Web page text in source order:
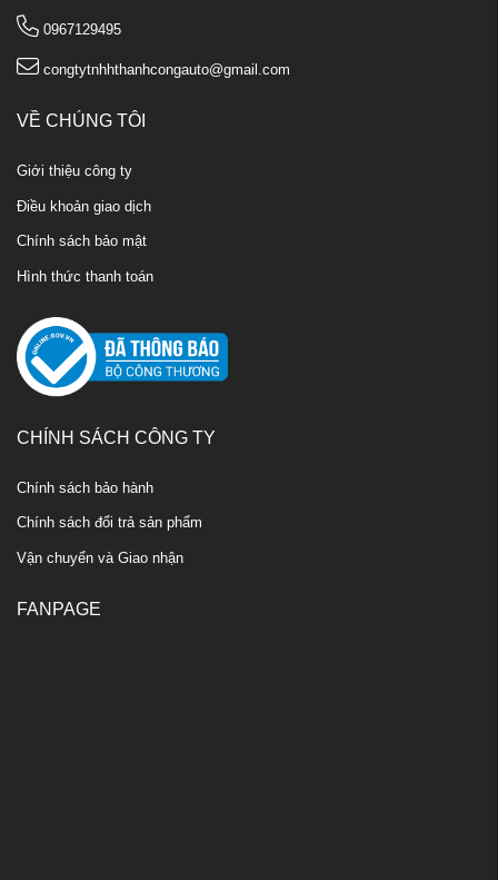
0967129495
congtytnhhthanhcongauto@gmail.com
VỀ CHÚNG TÔI
Giới thiệu công ty
Điều khoản giao dịch
Chính sách bảo mật
Hình thức thanh toán
CHÍNH SÁCH CÔNG TY
Chính sách bảo hành
Chính sách đổi trả sản phẩm
Vận chuyển và Giao nhận
FANPAGE